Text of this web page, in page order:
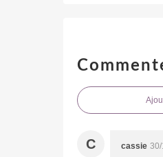
C cassie